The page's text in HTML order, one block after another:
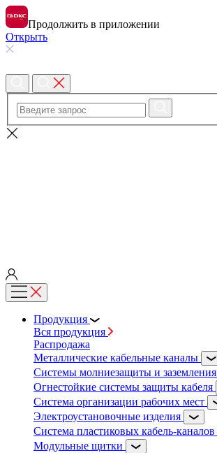
Продолжить в приложении
Открыть
Продукция
Вся продукция
Распродажа
Металлические кабельные каналы
Системы молниезащиты и заземления
Огнестойкие системы защиты кабеля
Система организации рабочих мест
Электроустановочные изделия
Система пластиковых кабель-каналов
Модульные щитки